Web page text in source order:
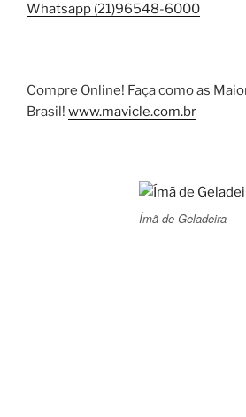
Whatsapp (21)96548-6000
Compre Online! Faça como as
Brasil! www.mavicle.com.br
Ímã de Geladeira